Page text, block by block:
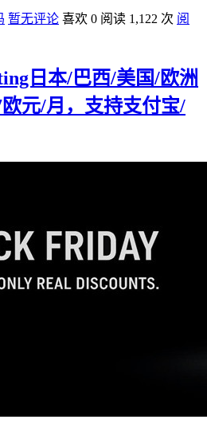
暂无评论 喜欢 0 阅读 1,122 次 阅
日本/巴西/美国/欧洲
欧元/月，支持支付宝/